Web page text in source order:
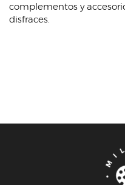
complementos y
disfraces.